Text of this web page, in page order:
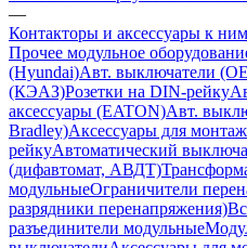
—
Контакторы и аксессуары к ним
Прочее модульное
(Hyundai)Авт. выключатели
(КЭАЗ)Розетки на DIN-рейку
аксессуары (EATON)Авт.
Bradley)Аксессуары для
рейкуАвтоматический
(дифавтомат, АВДТ)
модульныеОграничители
разрядники перенапряжения)
разъединители модульные